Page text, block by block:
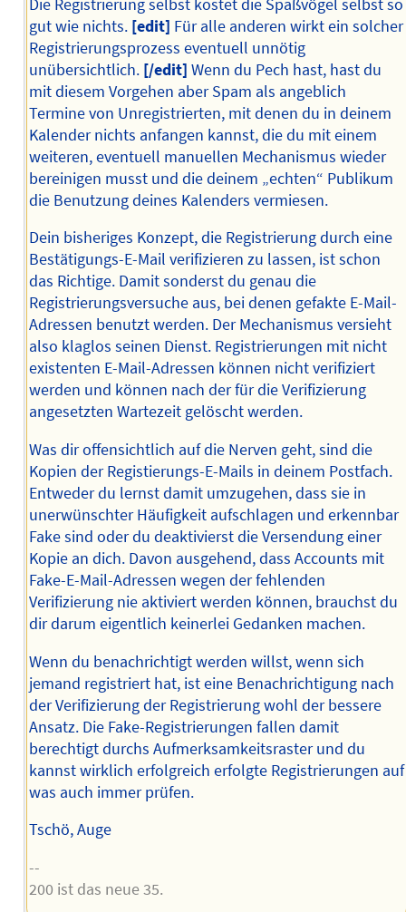
Die Registrierung selbst kostet die Spaßvögel selbst so
gut wie nichts. [edit] Für alle anderen wirkt ein solcher
Registrierungsprozess eventuell unnötig
unübersichtlich. [/edit] Wenn du Pech hast, hast du
mit diesem Vorgehen aber Spam als angeblich
Termine von Unregistrierten, mit denen du in deinem
Kalender nichts anfangen kannst, die du mit einem
weiteren, eventuell manuellen Mechanismus wieder
bereinigen musst und die deinem „echten“ Publikum
die Benutzung deines Kalenders vermiesen.
Dein bisheriges Konzept, die Registrierung durch eine
Bestätigungs-E-Mail verifizieren zu lassen, ist schon
das Richtige. Damit sonderst du genau die
Registrierungsversuche aus, bei denen gefakte E-Mail-
Adressen benutzt werden. Der Mechanismus versieht
also klaglos seinen Dienst. Registrierungen mit nicht
existenten E-Mail-Adressen können nicht verifiziert
werden und können nach der für die Verifizierung
angesetzten Wartezeit gelöscht werden.
Was dir offensichtlich auf die Nerven geht, sind die
Kopien der Registierungs-E-Mails in deinem Postfach.
Entweder du lernst damit umzugehen, dass sie in
unerwünschter Häufigkeit aufschlagen und erkennbar
Fake sind oder du deaktivierst die Versendung einer
Kopie an dich. Davon ausgehend, dass Accounts mit
Fake-E-Mail-Adressen wegen der fehlenden
Verifizierung nie aktiviert werden können, brauchst du
dir darum eigentlich keinerlei Gedanken machen.
Wenn du benachrichtigt werden willst, wenn sich
jemand registriert hat, ist eine Benachrichtigung nach
der Verifizierung der Registrierung wohl der bessere
Ansatz. Die Fake-Registrierungen fallen damit
berechtigt durchs Aufmerksamkeitsraster und du
kannst wirklich erfolgreich erfolgte Registrierungen auf
was auch immer prüfen.
Tschö, Auge
--
200 ist das neue 35.